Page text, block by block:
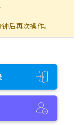
后再次操作。